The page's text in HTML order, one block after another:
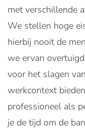
met verschillende
We stellen hoge
hierbij nooit de
we ervan
voor het slagen
werkcontext
professioneel als
je de tijd om de